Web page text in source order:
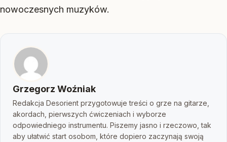
nowoczesnych muzyków.
Grzegorz Woźniak
Redakcja Desorient przygotowuje treści o grze na gitarze,
akordach, pierwszych ćwiczeniach i wyborze
odpowiedniego instrumentu. Piszemy jasno i rzeczowo, tak
aby ułatwić start osobom, które dopiero zaczynają swoją